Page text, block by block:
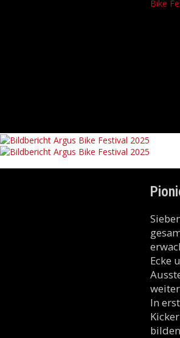
Ecke
In